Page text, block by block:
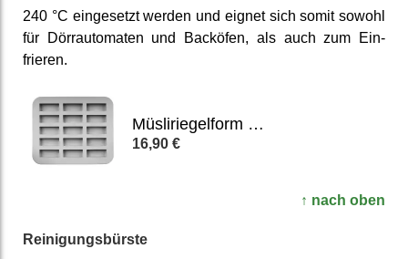
240 °C eingesetzt werden und eignet sich somit sowohl
für Dörr­automaten und Back­öfen, als auch zum Ein­
frieren.
Müsliriegelform aus Lebensmittelsilikon
16,90 €
↑ nach oben
Reinigungs­bürste